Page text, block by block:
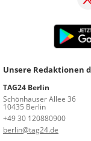
Unsere Redaktionen
TAG24 Berlin
Schönhauser Allee 36
10435 Berlin
+49 30 120880900
berlin@tag24.de